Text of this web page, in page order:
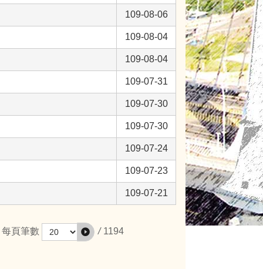
109-08-06
109-08-04
109-08-04
109-07-31
109-07-30
109-07-30
109-07-24
109-07-23
109-07-21
每頁筆數 / 1194